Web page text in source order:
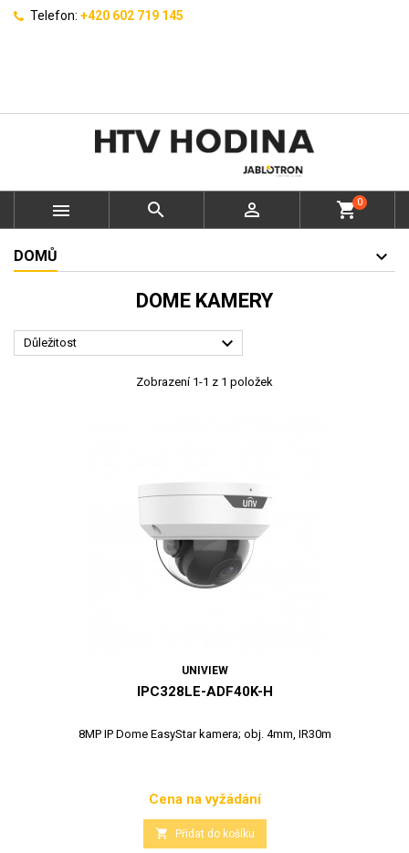
Telefon: +420 602 719 145
   shopping_cart0
DOMŮ
DOME KAMERY
Důležitost 
Zobrazení 1-1 z 1 položek
UNIVIEW
IPC328LE-ADF40K-H
8MP IP Dome EasyStar kamera; obj. 4mm, IR30m
Cena
Cena na vyžádání
 Přidat do košíku